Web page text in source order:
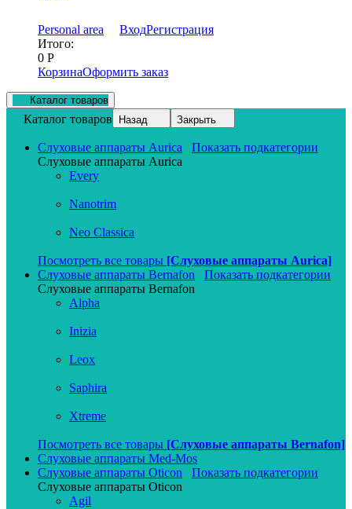
Personal area ВходРегистрация
Итого:
0 Р
КорзинаОформить заказ
Каталог товаров
Каталог товаров Назад Закрыть
Слуховые аппараты Aurica
Показать подкатегории
Слуховые аппараты Aurica
Every
Nanotrim
Neo Classica
Посмотреть все товары [Слуховые аппараты Aurica]
Слуховые аппараты Bernafon
Показать подкатегории
Слуховые аппараты Bernafon
Alpha
Inizia
Leox
Saphira
Xtreme
Посмотреть все товары [Слуховые аппараты Bernafon]
Слуховые аппараты Med-Mos
Слуховые аппараты Oticon
Показать подкатегории
Слуховые аппараты Oticon
Agil